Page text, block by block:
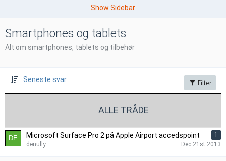
Smartphones og tablets
Alt om smartphones, tablets og tilbehør
Seneste svar Filter
ALLE TRÅDE
Microsoft Surface Pro 2 på Apple Airport accedspoint
1
denully
Dec 21st 2013